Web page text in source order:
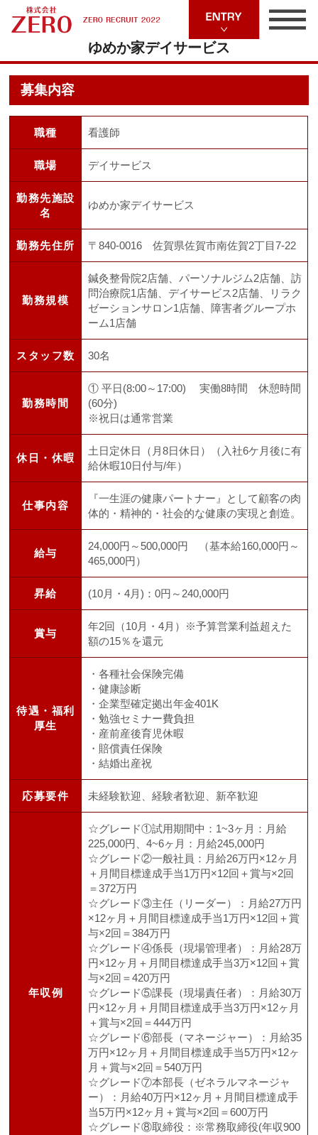
ゆめか家デイサービス
募集内容
職種 看護師
職場 デイサービス
勤務先施設
名
ゆめか家デイサービス
勤務先住所 〒840-0016 佐賀県佐賀市南佐賀2丁目7-22
勤務規模
鍼灸整骨院2店舗、パーソナルジム2店舗、訪
問治療院1店舗、デイサービス2店舗、リラク
ゼーションサロン1店舗、障害者グループホ
ーム1店舗
スタッフ数 30名
勤務時間
① 平日(8:00～17:00) 実働8時間 休憩時間
(60分)
※祝日は通常営業
休日・休暇
土日定休日（月8日休日）（入社6ケ月後に有
給休暇10日付与/年）
仕事内容
『一生涯の健康パートナー』として顧客の肉
体的・精神的・社会的な健康の実現と創造。
給与
24,000円～500,000円 （基本給160,000円～
465,000円）
昇給 (10月・4月)：0円～240,000円
賞与
年2回（10月・4月）※予算営業利益超えた
額の15％を還元
待遇・福利
厚生
・各種社会保険完備
・健康診断
・企業型確定拠出年金401K
・勉強セミナー費負担
・産前産後育児休暇
・賠償責任保険
・結婚出産祝
応募要件 未経験歓迎、経験者歓迎、新卒歓迎
年収例
☆グレード①試用期間中：1~3ヶ月：月給
225,000円、4~6ヶ月：月給245,000円
☆グレード②一般社員：月給26万円×12ヶ月
＋月間目標達成手当1万円×12回＋賞与×2回
＝372万円
☆グレード③主任（リーダー）：月給27万円
×12ヶ月＋月間目標達成手当1万円×12回＋賞
与×2回＝384万円
☆グレード④係長（現場管理者）：月給28万
円×12ヶ月＋月間目標達成手当3万×12回＋賞
与×2回＝420万円
☆グレード⑤課長（現場責任者）：月給30万
円×12ヶ月＋月間目標達成手当3万円×12ヶ月
＋賞与×2回＝444万円
☆グレード⑥部長（マネージャー）：月給35
万円×12ヶ月＋月間目標達成手当5万円×12ヶ
月＋賞与×2回＝540万円
☆グレード⑦本部長（ゼネラルマネージャ
ー）：月給40万円×12ヶ月＋月間目標達成手
当5万円×12ヶ月＋賞与×2回＝600万円
☆グレード⑧取締役：※常務取締役(年収900